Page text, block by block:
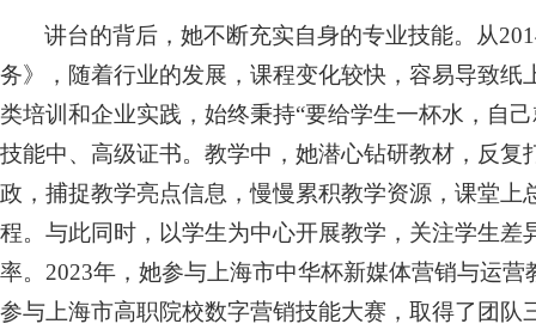
讲台的背后，她不断充实自身的专业技能。从
务》，随着行业的发展，课程变化较快，容易导致
类培训和企业实践，始终秉持“要给学生一杯水，自
技能中、高级证书。教学中，她潜心钻研教材，反
政，捕捉教学亮点信息，慢慢累积教学资源，课堂
程。与此同时，以学生为中心开展教学，关注学生
率。2023年，她参与上海市中华杯新媒体营销与运
参与上海市高职院校数字营销技能大赛，取得了团队